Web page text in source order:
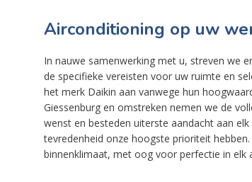
Airconditioning op uw
In nauwe samenwerking met u, streven we
de specifieke vereisten voor uw ruimte en
het merk Daikin aan vanwege hun
Giessenburg en omstreken nemen we de
wenst en besteden uiterste aandacht aan
tevredenheid onze hoogste prioriteit
binnenklimaat, met oog voor perfectie in elk